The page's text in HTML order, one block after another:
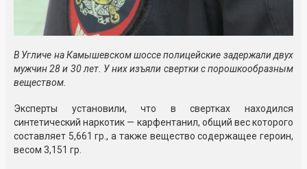
В Угличе на Камышевском шоссе полицейские задержали двух
мужчин 28 и 30 лет. У них изъяли свертки с порошкообразным
веществом.
Эксперты установили, что в свертках находился
синтетический наркотик — карфентанил, общий вес которого
составляет 5,661 гр., а также вещество содержащее героин,
весом 3,151 гр.